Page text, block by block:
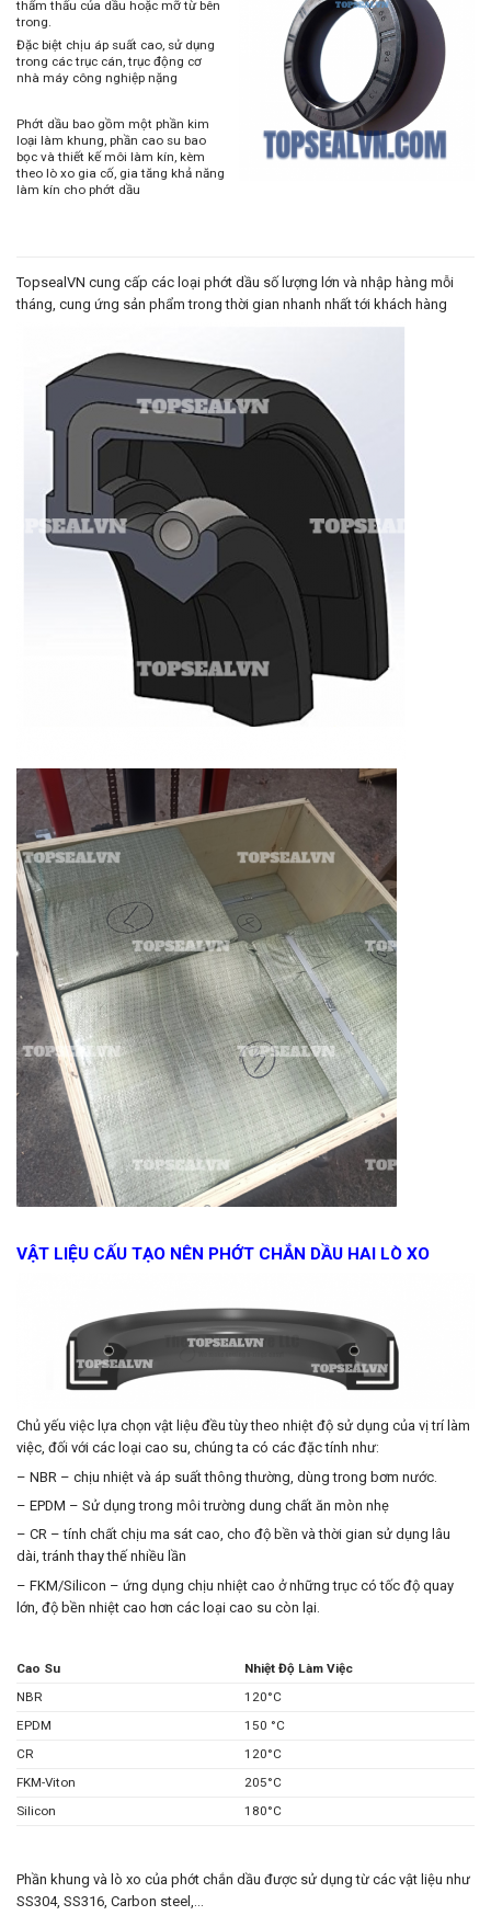
thẩm thấu của dầu hoặc mỡ từ bên
trong.
Đặc biệt chịu áp suất cao, sử dụng
trong các trục cán, trục động cơ
nhà máy công nghiệp nặng
Phớt dầu bao gồm một phần kim
loại làm khung, phần cao su bao
bọc và thiết kế môi làm kín, kèm
theo lò xo gia cố, gia tăng khả năng
làm kín cho phớt dầu
TopsealVN cung cấp các loại phớt dầu số lượng lớn và nhập hàng mỗi
tháng, cung ứng sản phẩm trong thời gian nhanh nhất tới khách hàng
VẬT LIỆU CẤU TẠO NÊN PHỚT CHẮN DẦU HAI LÒ XO
Chủ yếu việc lựa chọn vật liệu đều tùy theo nhiệt độ sử dụng của vị trí làm
việc, đối với các loại cao su, chúng ta có các đặc tính như:
– NBR – chịu nhiệt và áp suất thông thường, dùng trong bơm nước.
– EPDM – Sử dụng trong môi trường dung chất ăn mòn nhẹ
– CR – tính chất chịu ma sát cao, cho độ bền và thời gian sử dụng lâu
dài, tránh thay thế nhiều lần
– FKM/Silicon – ứng dụng chịu nhiệt cao ở những trục có tốc độ quay
lớn, độ bền nhiệt cao hơn các loại cao su còn lại.
Cao Su
Nhiệt Độ Làm Việc
NBR
120°C
EPDM
150 °C
CR
120°C
FKM-Viton
205°C
Silicon
180°C
Phần khung và lò xo của phớt chắn dầu được sử dụng từ các vật liệu như
SS304, SS316, Carbon steel,…